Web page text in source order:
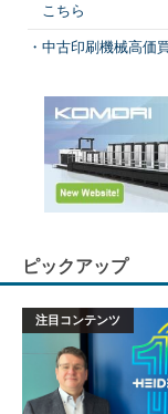
こちら
中古印刷機械高価
ピックアップ
注目コンテンツ